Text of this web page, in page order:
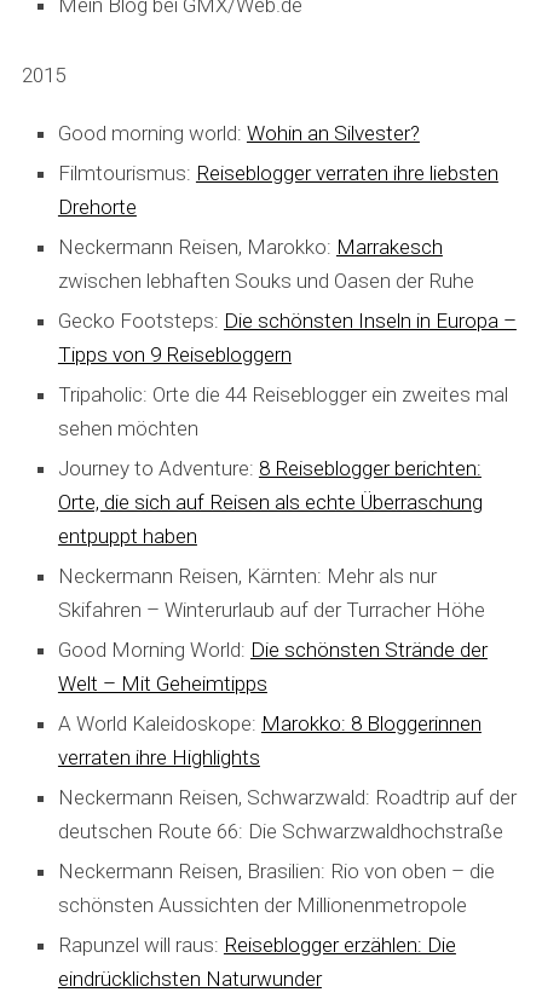
Mein Blog bei GMX/Web.de
2015
Good morning world: Wohin an Silvester?
Filmtourismus: Reiseblogger verraten ihre liebsten
Drehorte
Neckermann Reisen, Marokko: Marrakesch
zwischen lebhaften Souks und Oasen der Ruhe
Gecko Footsteps: Die schönsten Inseln in Europa –
Tipps von 9 Reisebloggern
Tripaholic: Orte die 44 Reiseblogger ein zweites mal
sehen möchten
Journey to Adventure: 8 Reiseblogger berichten:
Orte, die sich auf Reisen als echte Überraschung
entpuppt haben
Neckermann Reisen, Kärnten: Mehr als nur
Skifahren – Winterurlaub auf der Turracher Höhe
Good Morning World: Die schönsten Strände der
Welt – Mit Geheimtipps
A World Kaleidoskope: Marokko: 8 Bloggerinnen
verraten ihre Highlights
Neckermann Reisen, Schwarzwald: Roadtrip auf der
deutschen Route 66: Die Schwarzwaldhochstraße
Neckermann Reisen, Brasilien: Rio von oben – die
schönsten Aussichten der Millionenmetropole
Rapunzel will raus: Reiseblogger erzählen: Die
eindrücklichsten Naturwunder